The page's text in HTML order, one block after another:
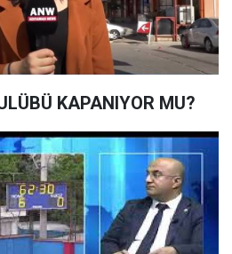
KAPANIYOR MU?